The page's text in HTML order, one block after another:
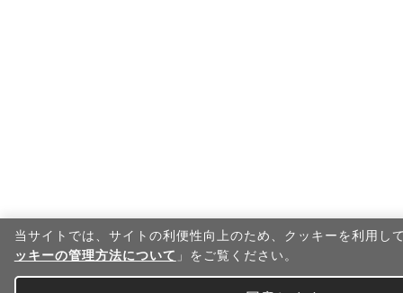
当サイトでは、サイトの利便性向上のため、クッキーを利⽤し
ッキーの管理方法について 」をご覧ください。